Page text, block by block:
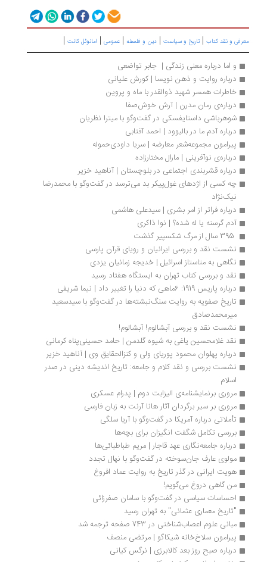
و نقد کتاب|تاریخ و سیاست |دین و فلسفه|عمومی| امانوئل کانت|
و اما درباره معنی زندگی |  جابر تواضعی
درباره روایت و ذهن نویسا | کورش علیانی
خاطرات همسر شهید ذوالقدر با ماه و پروین
درباره‌ی رمان مدرن | آرش خوش‌صفا
شوهرباشی داستایفسکی در گفت‌وگو با میترا نظریان
درباره آدم ما در بالیوود | احمد آفتابی
پیرامون مجموعه‌شعر معارضه | سریا داودی‌حموله
درباره‌ی نوآفرینی | مارال مختارزاده
درباره قشربندی اجتماعی در بلوچستان | آناهید خزیر
چه کسی از اژدهای غول‌پیکر بد می‌ترسد در گفت‌وگو با محمدرضا
نیک‌نژاد
درباره فراتر از امر بشری | سیدعلی هاشمی
آدم‌ گرسنه یا له شده؟ | نوا ذاکری
نشست نقد و بررسی ایرانیان و رویای قرآن پارسی
نگاهی به متاستاز اسرائیل | خدیجه زمانیان یزدی
نقد و بررسی کتاب تهران به ایستگاه هفتاد رسید
درباره پاریس 1919: 6ماهی که دنیا را تغییر داد | نیما شریفی
تاریخ صفویه به روایت سنگ‌نبشته‌ها در گفت‌وگو با سیدسعید
میرمحمدصادق
نشست نقد و بررسی آبشالوم! آبشالوم!
نقد غلامحسین یاغی به شیوه گلدمن | حامد حسینی‌پناه کرمانی
درباره پهلوان محمود پوریای ولی و کنزالحقایق وی | آناهید خزیر
نشست بررسی و نقد کلام و جامعه: تاریخ اندیشه دینی در صدر
مروری برنمایشنامه‌ی الیزابت دوم | پدرام عسکری
مروری بر سیر برگردان آثار هانا آرنت به زبان فارسی
تأملاتی درباره آمریکا در گفت‌وگو با آریا سلگی
بررسی تکامل شگفت انگیزان برای بچه‌ها
درباره جامعه‌نگاری عهد قاجار | مریم طباطبائی‌ها
مولوی عارف جان‌سوخته در گفت‌وگو با نهال تجدد
هویت ایرانی در گذر تاریخ به روایت عماد افروغ
من گاهی دروغ می‌گویم!
احساسات سیاسی در گفت‌وگو با سامان صفرزائی
"تاریخ معماری عثمانی" به تهران رسید
مبانی علوم اعصاب‌شناختی در 743 صفحه ترجمه شد
پیرامون سلاخ‌خانه شیکاگو | مرتضی منصف
درباره صبح روز بعد کالابرزی | نرگس کیانی